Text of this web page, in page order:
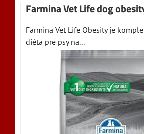
Farmina Vet Life dog
Farmina Vet Life Obesity je
diéta pre psy na...